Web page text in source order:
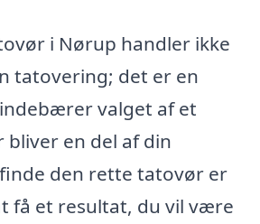
i Nørup handler ikke
tatovering; det er en
valget af et
en del af din
den rette tatovør er
få et resultat, du vil være